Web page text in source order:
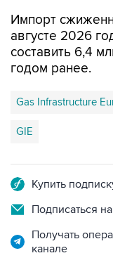
Импорт
августе 2026
составить 6,4
годом ранее.
Gas Infrastructure
GIE
Купить
Подписаться
Получать
канале